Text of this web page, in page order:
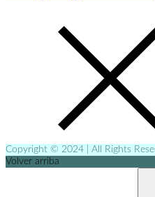
Copyright © 2024 | All Rights
Volver arriba